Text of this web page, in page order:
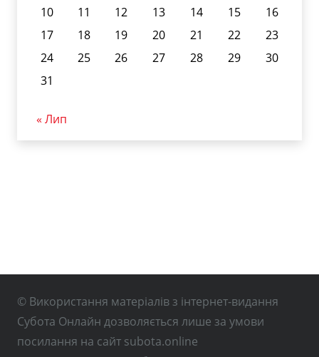
10
11 12 13 14 15
16
17
18 19 20 21 22
23
24
25 26 27 28 29
30
31
« Лип
© Використання матеріалів з інтернет-видання
Субота Онлайн дозволяється лише за умови
посилання на сайт subota.online